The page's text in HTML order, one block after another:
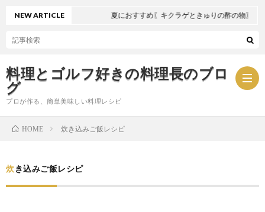
料理とゴルフ好きの料理長のブロ
グ
プロが作る、簡単美味しい料理レシピ
NEW ARTICLE 夏におすすめ〖キクラゲときゅりの酢の物〗
HOME 炊き込みご飯レシピ
炊き込みご飯レシピ